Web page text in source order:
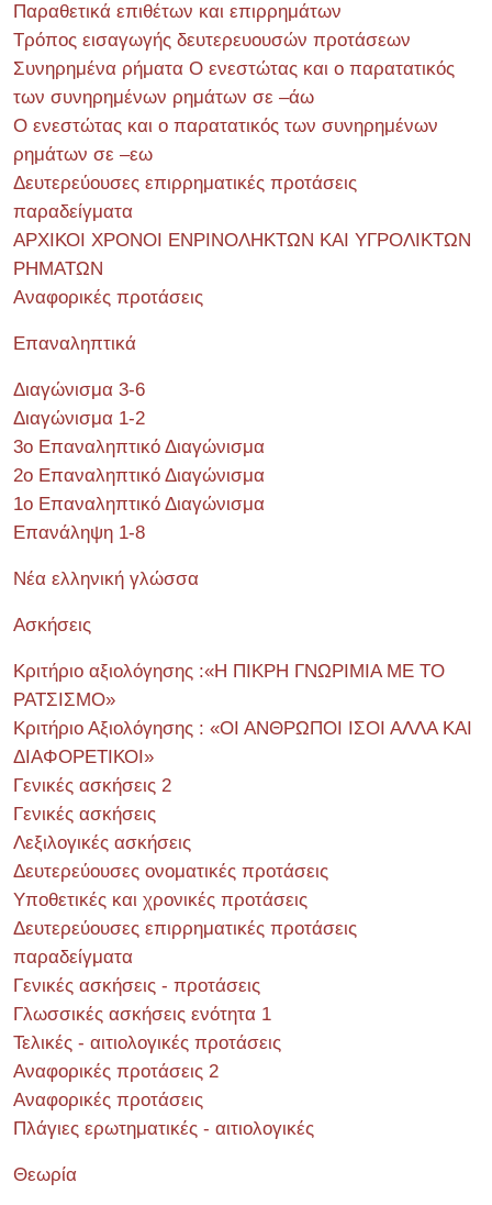
Παραθετικά επιθέτων και επιρρημάτων
Τρόπος εισαγωγής δευτερευουσών προτάσεων
Συνηρημένα ρήματα Ο ενεστώτας και ο παρατατικός
των συνηρημένων ρημάτων σε –άω
Ο ενεστώτας και ο παρατατικός των συνηρημένων
ρημάτων σε –εω
Δευτερεύουσες επιρρηματικές προτάσεις
παραδείγματα
ΑΡΧΙΚΟΙ ΧΡΟΝΟΙ ΕΝΡΙΝΟΛΗΚΤΩΝ ΚΑΙ ΥΓΡΟΛΙΚΤΩΝ
ΡΗΜΑΤΩΝ
Αναφορικές προτάσεις
Επαναληπτικά
Διαγώνισμα 3-6
Διαγώνισμα 1-2
3ο Επαναληπτικό Διαγώνισμα
2ο Επαναληπτικό Διαγώνισμα
1ο Επαναληπτικό Διαγώνισμα
Επανάληψη 1-8
Νέα ελληνική γλώσσα
Ασκήσεις
Κριτήριο αξιολόγησης :«Η ΠΙΚΡΗ ΓΝΩΡΙΜΙΑ ΜΕ ΤΟ
ΡΑΤΣΙΣΜΟ»
Κριτήριο Αξιολόγησης : «ΟΙ ΑΝΘΡΩΠΟΙ ΙΣΟΙ ΑΛΛΑ ΚΑΙ
ΔΙΑΦΟΡΕΤΙΚΟΙ»
Γενικές ασκήσεις 2
Γενικές ασκήσεις
Λεξιλογικές ασκήσεις
Δευτερεύουσες ονοματικές προτάσεις
Υποθετικές και χρονικές προτάσεις
Δευτερεύουσες επιρρηματικές προτάσεις
παραδείγματα
Γενικές ασκήσεις - προτάσεις
Γλωσσικές ασκήσεις ενότητα 1
Τελικές - αιτιολογικές προτάσεις
Αναφορικές προτάσεις 2
Αναφορικές προτάσεις
Πλάγιες ερωτηματικές - αιτιολογικές
Θεωρία